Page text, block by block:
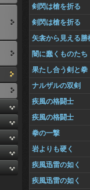
剣閃は槍を折る
剣閃は槍を折る
矢衾から見える勝
闇に蠢くものたち
果たし合う剣と拳
ナルザルの双剣
疾風の格闘士
疾風の格闘士
拳の一撃
岩よりも硬く
疾風迅雷の如く
疾風迅雷の如く